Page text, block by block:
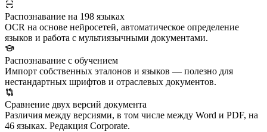
Распознавание на 198 языках
OCR на основе нейросетей, автоматическое определение
языков и работа с мультиязычными документами.
Распознавание с обучением
Импорт собственных эталонов и языков — полезно для
нестандартных шрифтов и отраслевых документов.
Сравнение двух версий документа
Различия между версиями, в том числе между Word и PDF, на
46 языках. Редакция Corporate.